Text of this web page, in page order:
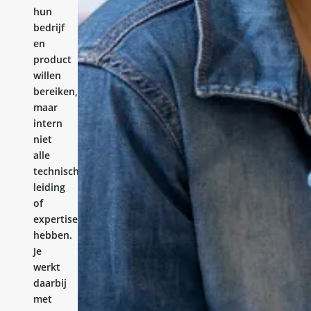
hun
bedrijf
en
product
willen
bereiken,
maar
intern
niet
alle
technische
leiding
of
expertise
hebben.
Je
werkt
daarbij
met